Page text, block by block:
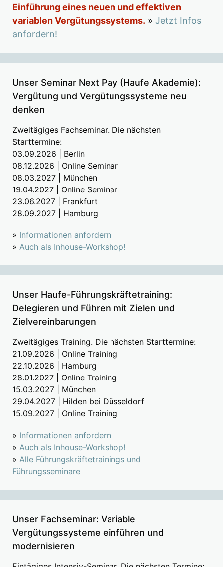
Einführung eines neuen und effektiven
variablen Vergütungssystems. » Jetzt Infos
anfordern!
Unser Seminar Next Pay (Haufe Akademie):
Vergütung und Vergütungssysteme neu
denken
Zweitägiges Fachseminar. Die nächsten
Starttermine:
03.09.2026 | Berlin
08.12.2026 | Online Seminar
08.03.2027 | München
19.04.2027 | Online Seminar
23.06.2027 | Frankfurt
28.09.2027 | Hamburg
» Informationen anfordern
» Auch als Inhouse-Workshop!
Unser Haufe-Führungskräftetraining:
Delegieren und Führen mit Zielen und
Zielvereinbarungen
Zweitägiges Training. Die nächsten Starttermine:
21.09.2026 | Online Training
22.10.2026 | Hamburg
28.01.2027 | Online Training
15.03.2027 | München
29.04.2027 | Hilden bei Düsseldorf
15.09.2027 | Online Training
» Informationen anfordern
» Auch als Inhouse-Workshop!
» Alle Führungskräftetrainings und
Führungsseminare
Unser Fachseminar: Variable
Vergütungssysteme einführen und
modernisieren